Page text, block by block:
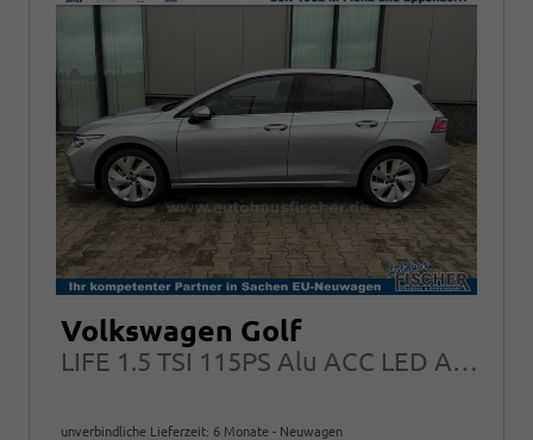
Volkswagen Golf
LIFE 1.5 TSI 115PS Alu ACC LED App-Connect Climatronic
unverbindliche Lieferzeit: 6 Monate Neuwagen